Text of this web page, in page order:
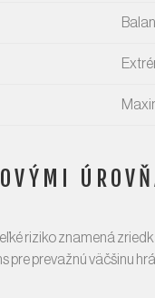
riziko znamená
pre prevažnú väčšinu